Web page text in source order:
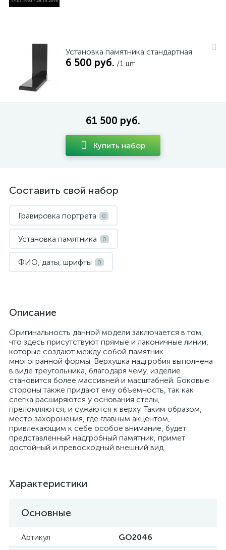
Установка памятника стандартная
6 500 руб. /1 шт
61 500 руб.
Купить набор
Составить свой набор
Гравировка портрета 0
Установка памятника 0
ФИО, даты, шрифты 0
Описание
Оригинальность данной модели заключается в том,
что здесь присутствуют прямые и лаконичные линии,
которые создают между собой памятник
многогранной формы. Верхушка надгробия выполнена
в виде треугольника, благодаря чему, изделие
становится более массивней и масштабней. Боковые
стороны также придают ему объемность, так как
слегка расширяются у основания стелы,
преломляются, и сужаются к верху. Таким образом,
место захоронения, где главным акцентом,
привлекающим к себе особое внимание, будет
представленный надгробный памятник, примет
достойный и превосходный внешний вид.
Характеристики
Основные
Артикул GO2046